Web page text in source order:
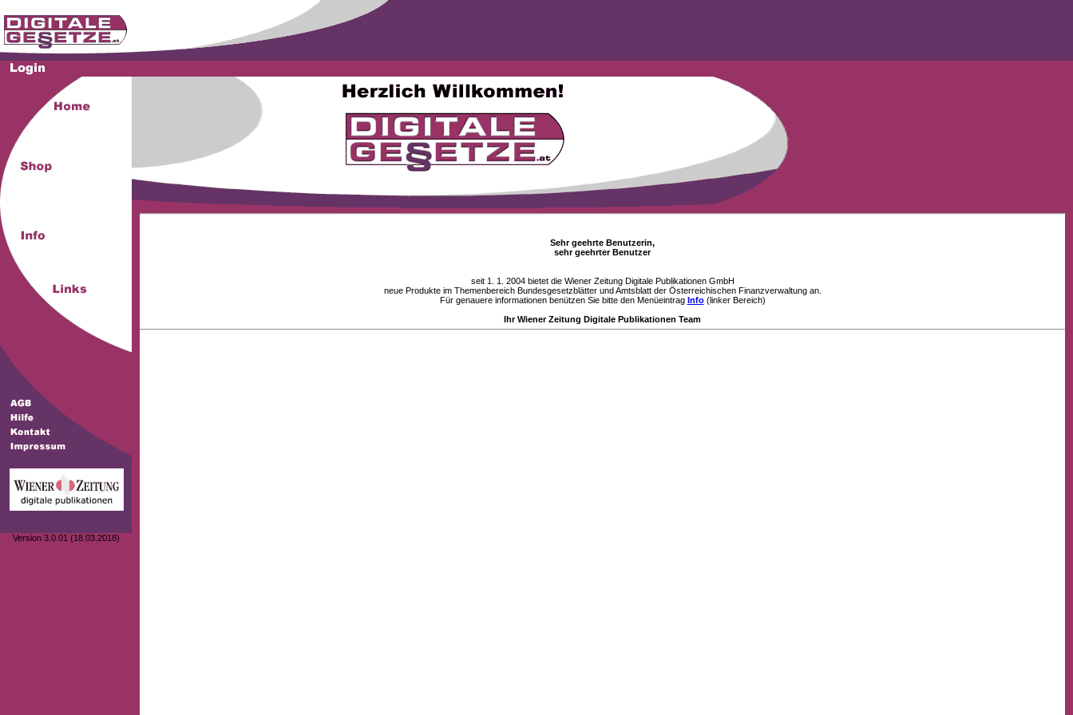
Version 3.0.01 (18.03.2018)
Sehr geehrte Benutzerin,
sehr geehrter Benutzer
seit 1. 1. 2004 bietet die Wiener Zeitung Digitale Publikationen GmbH
neue Produkte im Themenbereich Bundesgesetzblätter und Amtsblatt der Österreichischen Finanzverwaltung an.
Für genauere informationen benützen Sie bitte den Menüeintrag Info(linker Bereich)
Ihr Wiener Zeitung Digitale Publikationen Team